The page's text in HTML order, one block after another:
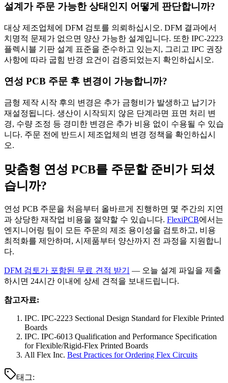
설계가 주문 가능한 상태인지 어떻게 판단합니까?
대상 제조업체에 DFM 검토를 의뢰하십시오. DFM 결과에서
치명적 문제가 없으면 양산 가능한 설계입니다. 또한 IPC-2223
플렉시블 기판 설계 표준을 준수하고 있는지, 그리고 IPC 권장
사항에 따라 굽힘 반경 요건이 검증되었는지 확인하십시오.
연성 PCB 주문 후 변경이 가능합니까?
금형 제작 시작 후의 변경은 추가 금형비가 발생하고 납기가
재설정됩니다. 생산이 시작되지 않은 단계라면 표면 처리 변
경, 수량 조정 등 경미한 변경은 추가 비용 없이 수용될 수 있습
니다. 주문 전에 반드시 제조업체의 변경 정책을 확인하십시
오.
맞춤형 연성 PCB를 주문할 준비가 되셨
습니까?
연성 PCB 주문을 처음부터 올바르게 진행하면 몇 주간의 지연
과 상당한 재작업 비용을 절약할 수 있습니다. FlexiPCB에서는
엔지니어링 팀이 모든 주문의 제조 용이성을 검토하고, 비용
최적화를 제안하며, 시제품부터 양산까지 전 과정을 지원합니
다.
DFM 검토가 포함된 무료 견적 받기
— 오늘 설계 파일을 제출
하시면 24시간 이내에 상세 견적을 보내드립니다.
참고자료:
IPC. IPC-2223 Sectional Design Standard for Flexible Printed
Boards
IPC. IPC-6013 Qualification and Performance Specification
for Flexible/Rigid-Flex Printed Boards
All Flex Inc. Best Practices for Ordering Flex Circuits
태그: